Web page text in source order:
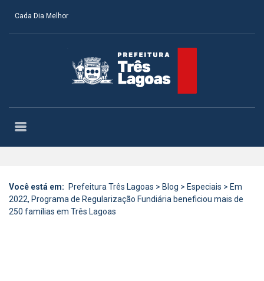
Cada Dia Melhor
Você está em: Prefeitura Três Lagoas > Blog > Especiais > Em
2022, Programa de Regularização Fundiária beneficiou mais de
250 famílias em Três Lagoas